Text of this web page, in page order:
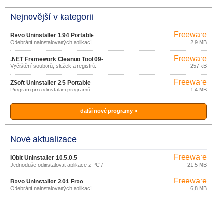
Nejnovější v kategorii
Revo Uninstaller 1.94 Portable
Odebrání nainstalovaných aplikací.
Freeware
2,9 MB
.NET Framework Cleanup Tool 09-
10-2011
Vyčištění souborů, složek a registrů.
Freeware
257 kB
ZSoft Uninstaller 2.5 Portable
Program pro odinstalaci programů.
Freeware
1,4 MB
další nové programy »
Nové aktualizace
IObit Uninstaller 10.5.0.5
Jednoduše odinstalovat aplikace z PC /
Freeware
21,5 MB
Revo Uninstaller 2.01 Free
Odebrání nainstalovaných aplikací.
Freeware
6,8 MB